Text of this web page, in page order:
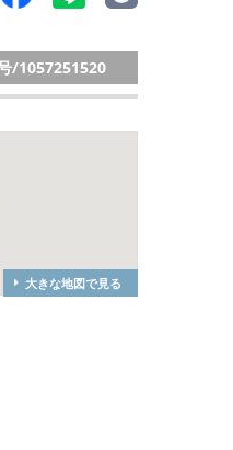
/1057251520
大きな地図で見る